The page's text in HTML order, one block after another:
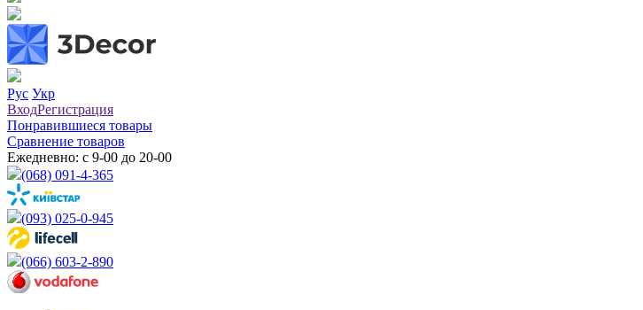
Рус Укр
ВходРегистрация
Понравившиеся товары
Сравнение товаров
Ежедневно: с 9-00 до 20-00
(068) 091-4-365
(093) 025-0-945
(066) 603-2-890